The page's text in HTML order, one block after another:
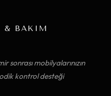
& BAKIM
sonrası mobilyalarınızın
kontrol desteği